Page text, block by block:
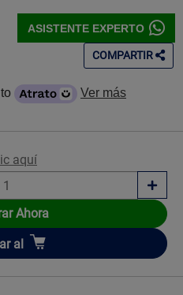
ASISTENTE EXPERTO
COMPARTIR
Ver más
aquí
Ahora
al